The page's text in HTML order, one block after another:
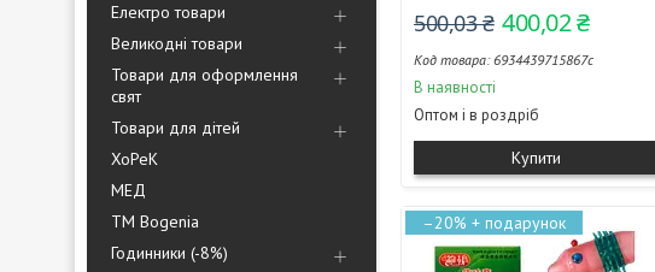
Електро товари
Великодні товари
Товари для оформлення
свят
Товари для дітей
ХоРеК
МЕД
ТМ Bogenia
Годинники (-8%)
500,03 ₴ 400,02 ₴
6934439715867с
В наявності
Оптом і в роздріб
Купити
–20%